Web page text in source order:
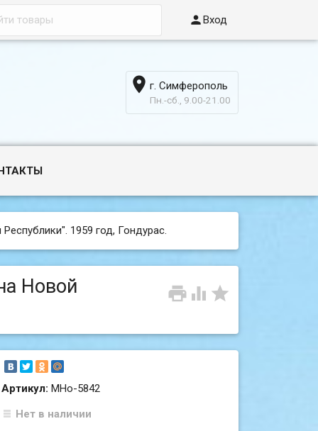
Вход
 г. Симферополь
Пн.-сб., 9.00-21.00
1959 год, Гондурас.
  
Новой
Артикул:МНо-5842
Нет в наличии